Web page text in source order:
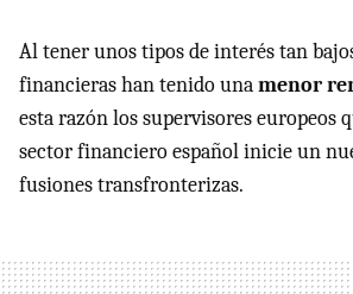
Al tener unos tipos de interés tan
financieras han tenido unamenor
esta razón los supervisores europeos
sector financiero español inicie un
fusiones transfronterizas.